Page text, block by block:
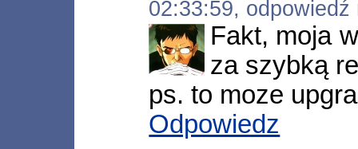
02:33:59,
Fakt, moja
za szybką
ps. to moze
Odpowiedz